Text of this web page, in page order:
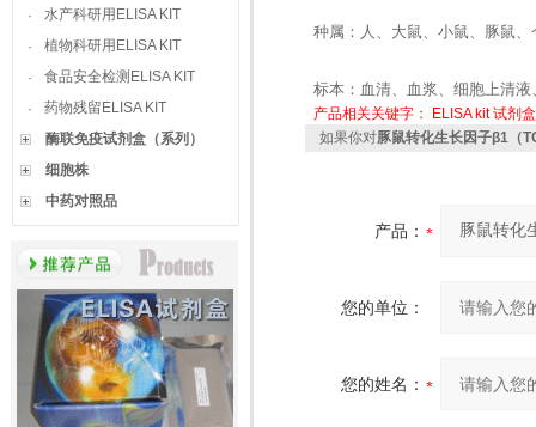
·
水产科研用ELISA KIT
·
植物科研用ELISA KIT
·
食品安全检测ELISA KIT
·
药物残留ELISA KIT
酶联免疫试剂盒（系列）
细胞株
中药对照品
种属：人、大鼠、小鼠、豚鼠
标本：血清、血浆、细胞上清
产品相关关键字： ELISA kit 试剂盒
如果你对豚鼠转化生长因子β1（
产品：
您的单位：
您的姓名：